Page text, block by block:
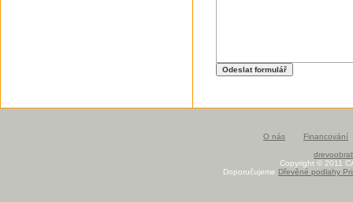
O nás Financování
Copyright © 2011
Doporučujeme Dřevěné podlahy